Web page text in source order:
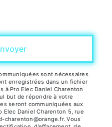
sont nécessaires
enregistrées dans un fichier
à Pro Elec Daniel Charenton
but de répondre à votre
seront communiquées aux
Elec Daniel Charenton 5, rue
charenton@orange.fr. Vous